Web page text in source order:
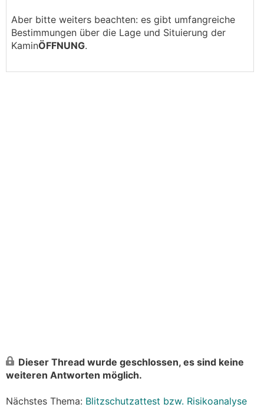
Aber bitte weiters beachten: es gibt umfangreiche
Bestimmungen über die Lage und Situierung der
KaminÖFFNUNG.
Dieser Thread wurde geschlossen, es sind keine
weiteren Antworten möglich.
Nächstes Thema: Blitzschutzattest bzw. Risikoanalyse